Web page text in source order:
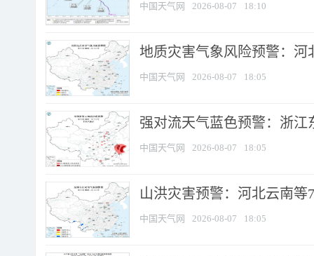
中国天气网 2026-08-07 18:10
地质灾害气象风险预警：河
中国天气网 2026-08-07 18:05
强对流天气蓝色预警：浙江
中国天气网 2026-08-07 18:05
山洪灾害预警：河北云南
中国天气网 2026-08-07 18:05